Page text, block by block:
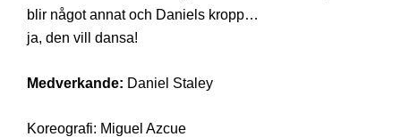
blir något annat och Daniels kropp…
ja, den vill dansa!
Medverkande: Daniel Staley
Koreografi: Miguel Azcue